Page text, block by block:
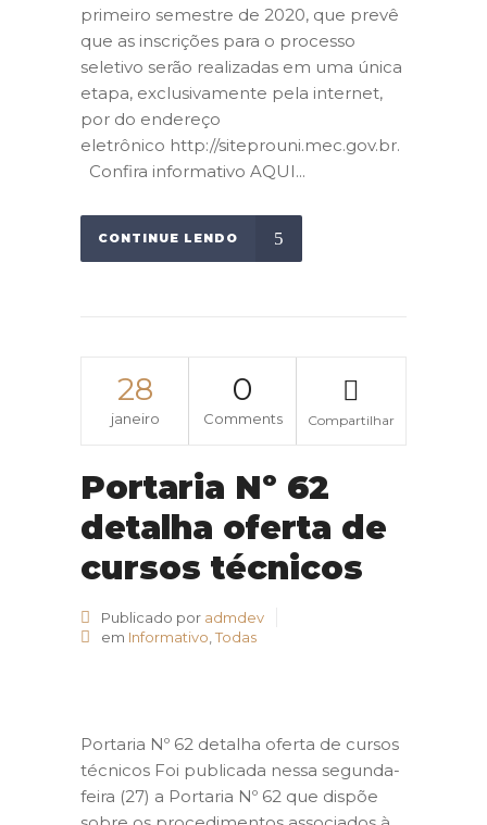
primeiro semestre de 2020, que prevê
que as inscrições para o processo
seletivo serão realizadas em uma única
etapa, exclusivamente pela internet,
por do endereço
eletrônico http://siteprouni.mec.gov.br.
Confira informativo AQUI...
CONTINUE LENDO
28
janeiro
0
Comments Compartilhar
Portaria Nº 62
detalha oferta de
cursos técnicos
Publicado por admdev
em Informativo Todas
Portaria Nº 62 detalha oferta de cursos
técnicos Foi publicada nessa segunda-
feira (27) a Portaria Nº 62 que dispõe